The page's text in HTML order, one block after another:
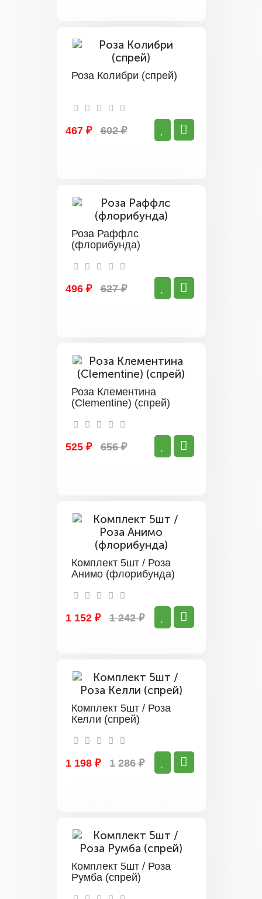
Роза Колибри (спрей)
467 ₽ 602 ₽
Роза Раффлс
(флорибунда)
496 ₽ 627 ₽
Роза Клементина
(Clementine) (спрей)
525 ₽ 656 ₽
Комплект 5шт / Роза
Анимо (флорибунда)
1 152 ₽ 1 242 ₽
Комплект 5шт / Роза
Келли (спрей)
1 198 ₽ 1 286 ₽
Комплект 5шт / Роза
Румба (спрей)